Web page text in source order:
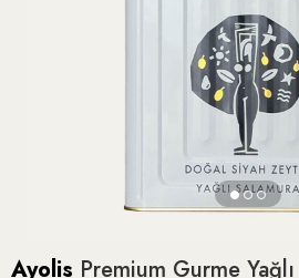
Ayolis Premium Gurme